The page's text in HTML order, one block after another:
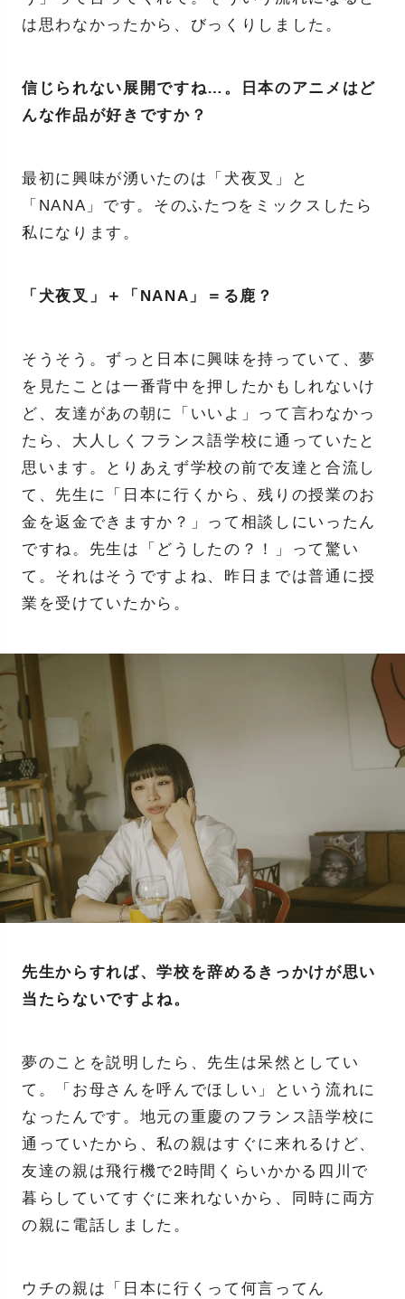
は思わなかったから、びっくりしました。
信じられない展開ですね…。日本のアニメはど
んな作品が好きですか？
最初に興味が湧いたのは「犬夜叉」と
「NANA」です。そのふたつをミックスしたら
私になります。
「犬夜叉」＋「NANA」＝る鹿？
そうそう。ずっと日本に興味を持っていて、夢
を見たことは一番背中を押したかもしれないけ
ど、友達があの朝に「いいよ」って言わなかっ
たら、大人しくフランス語学校に通っていたと
思います。とりあえず学校の前で友達と合流し
て、先生に「日本に行くから、残りの授業のお
金を返金できますか？」って相談しにいったん
ですね。先生は「どうしたの？！」って驚い
て。それはそうですよね、昨日までは普通に授
業を受けていたから。
先生からすれば、学校を辞めるきっかけが思い
当たらないですよね。
夢のことを説明したら、先生は呆然としてい
て。「お母さんを呼んでほしい」という流れに
なったんです。地元の重慶のフランス語学校に
通っていたから、私の親はすぐに来れるけど、
友達の親は飛行機で2時間くらいかかる四川で
暮らしていてすぐに来れないから、同時に両方
の親に電話しました。
ウチの親は「日本に行くって何言ってん